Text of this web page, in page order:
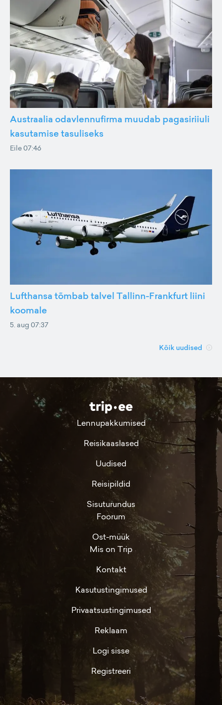
Austraalia odavlennufirma muudab pagasiriiuli
kasutamise tasuliseks
Eile 07:46
Lufthansa tõmbab talvel Tallinn-Frankfurt liini
koomale
5. aug 07:37
Kõik uudised
Lennupakkumised
Reisikaaslased
Uudised
Reisipildid
Sisuturundus
Foorum
Ost-müük
Mis on Trip
Kontakt
Kasutustingimused
Privaatsustingimused
Reklaam
Logi sisse
Registreeri